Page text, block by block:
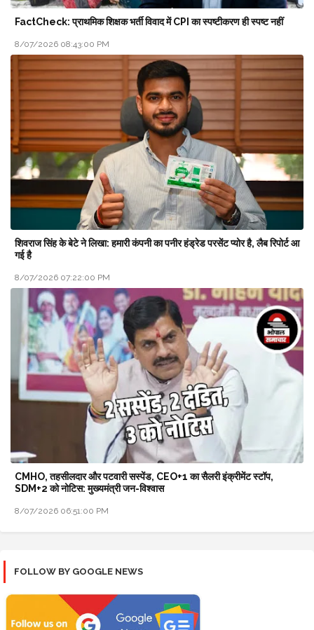
FactCheck: प्राथमिक शिक्षक भर्ती विवाद में CPI का स्पष्टीकरण ही स्पष्ट नहीं
8/07/2026 08:43:00 PM
शिवराज सिंह के बेटे ने लिखा: हमारी कंपनी का पनीर हंड्रेड परसेंट प्योर है, लैब रिपोर्ट आ
गई है
8/07/2026 07:22:00 PM
CMHO, तहसीलदार और पटवारी सस्पेंड, CEO+1 का सैलरी इंक्रीमेंट स्टॉप,
SDM+2 को नोटिस: मुख्यमंत्री जन-विश्वास
8/07/2026 06:51:00 PM
FOLLOW BY GOOGLE NEWS